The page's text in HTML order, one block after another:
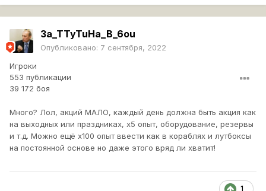
3a_TTyTuHa_B_6ou
Опубликовано: 7 сентября, 2022
Игроки
553 публикации
39 172 боя
Много? Лол, акций МАЛО, каждый день должна быть акция как
на выходных или праздниках, х5 опыт, оборудование, резервы
и т.д. Можно ещё х100 опыт ввести как в кораблях и лутбоксы
на постоянной основе но даже этого вряд ли хватит!
1